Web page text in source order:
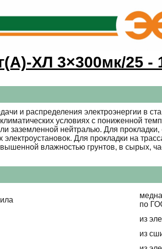
ХЛ 3×300мк/25 -
и распределения электроэнергии в
условиях с пониженной
заземленной нейтралью. Для
Для прокладки на
влажностью грунтов, в сырых,
по
из
из